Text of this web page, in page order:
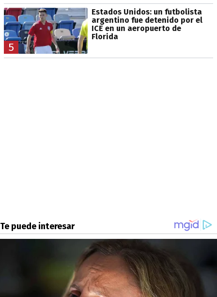
5
Estados Unidos: un futbolista
argentino fue detenido por el
ICE en un aeropuerto de
Florida